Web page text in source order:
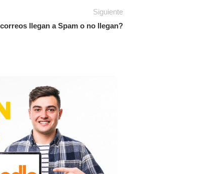
Siguiente
llegan a Spam o no llegan?